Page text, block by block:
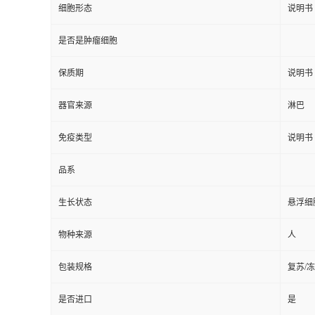
细胞形态 说明书
是否是肿瘤细胞
保质期 说明书
器官来源 淋巴
免疫类型 说明书
品系
生长状态 悬浮细
物种来源 人
包装规格 复苏/
是否进口 是